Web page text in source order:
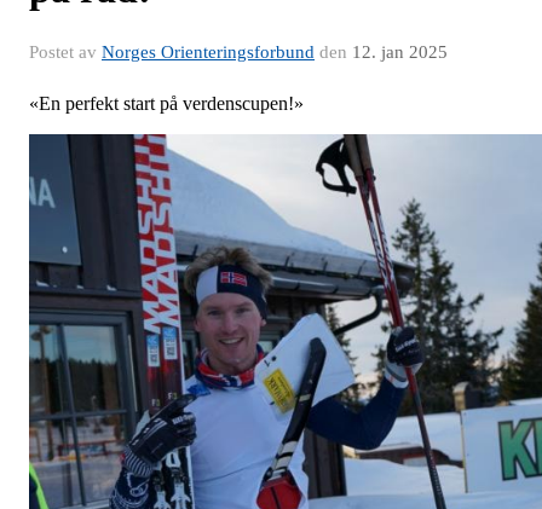
Postet av Norges Orienteringsforbund den 12. jan 2025
«En perfekt start på verdenscupen!»